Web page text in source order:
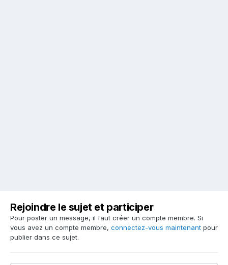
Rejoindre le sujet et participer
Pour poster un message, il faut créer un compte membre. Si
vous avez un compte membre, connectez-vous maintenant pour
publier dans ce sujet.